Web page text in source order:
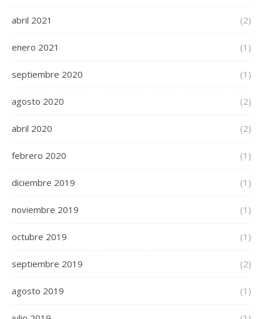
abril 2021 (2)
enero 2021 (1)
septiembre 2020 (1)
agosto 2020 (2)
abril 2020 (2)
febrero 2020 (1)
diciembre 2019 (1)
noviembre 2019 (1)
octubre 2019 (1)
septiembre 2019 (2)
agosto 2019 (1)